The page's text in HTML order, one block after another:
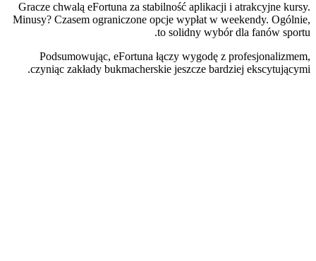
Gracze chwalą eFortuna za stabilność aplikacji i atrakcyjne kursy.
Minusy? Czasem ograniczone opcje wypłat w weekendy. Ogólnie,
to solidny wybór dla fanów sportu.
Podsumowując, eFortuna łączy wygodę z profesjonalizmem,
czyniąc zakłady bukmacherskie jeszcze bardziej ekscytującymi.